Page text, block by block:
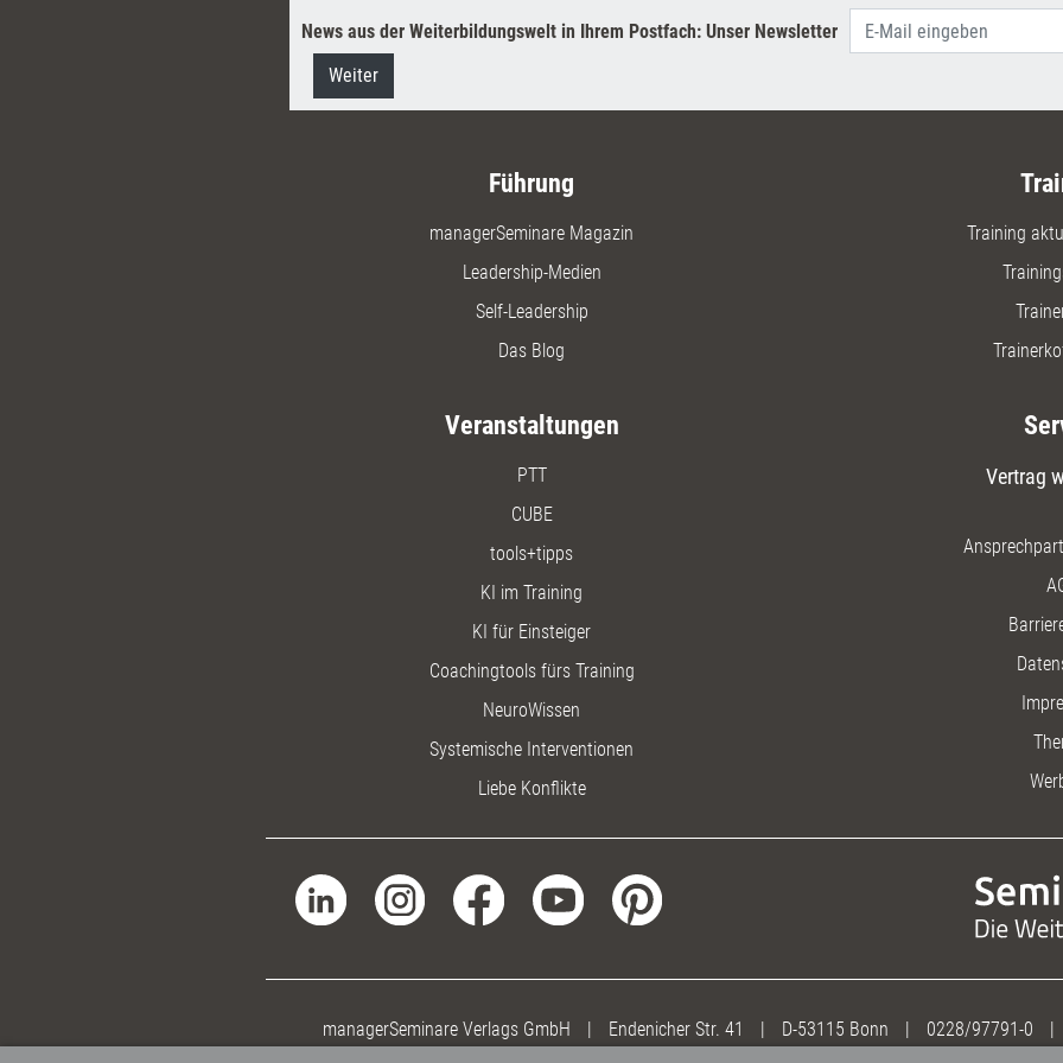
vor dem
Fragen,
News aus der Weiterbildungswelt in Ihrem Postfach: Unser Newsletter
Weiter
Führung
managerSeminare Magazin
Leadership-Medien
Self-Leadership
Das Blog
Training
Veranstaltungen
PTT
CUBE
tools+tipps
KI im Training
KI für Einsteiger
Coachingtools fürs Training
NeuroWissen
Systemische Interventionen
Liebe Konflikte
Vertrag
managerSeminare Verlags GmbH | Endenicher Str. 41 | D-53115 Bonn | 0228/97791-0 |